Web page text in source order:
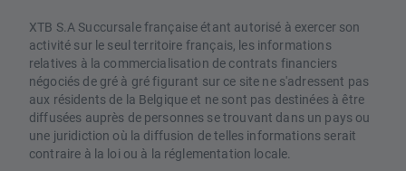
XTB S.A Succursale française étant autorisé à exercer son
activité sur le seul territoire français, les informations
relatives à la commercialisation de contrats financiers
négociés de gré à gré figurant sur ce site ne s'adressent pas
aux résidents de la Belgique et ne sont pas destinées à être
diffusées auprès de personnes se trouvant dans un pays ou
une juridiction où la diffusion de telles informations serait
contraire à la loi ou à la réglementation locale.